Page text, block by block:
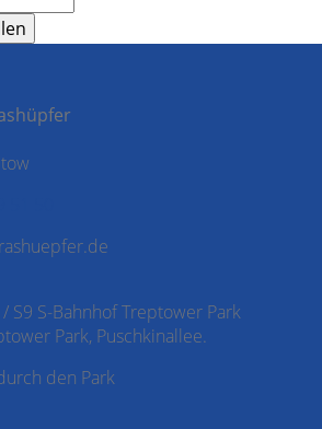
S9 S-Bahnhof Treptower Park
Park, Puschkinallee.
den Park